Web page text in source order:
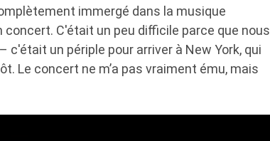
immergé dans la musique
C'était un peu difficile parce que nous
un périple pour arriver à New York, qui
Le concert ne m’a pas vraiment ému, mais